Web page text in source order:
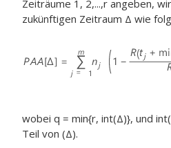
Zeiträume 1, 2,...,r angeben,
zukünftigen Zeitraum Δ wie
wobei q = min{r, int(Δ)}, und
Teil von (Δ).